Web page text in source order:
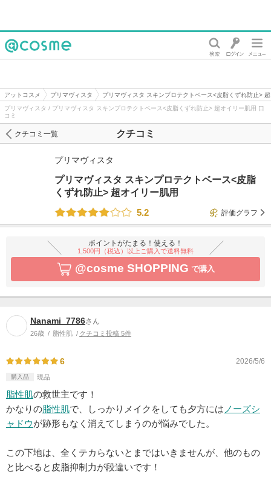
アットコスメ プリマヴィスタ
プリマヴィスタ スキンプロテクトベース<皮脂くずれ防止>
プリマヴィスタ / プリマヴィスタ スキンプロテクトベース<皮脂くずれ防止> 超オイリー肌用 口
コミ
クチコミ
クチコミ一覧
プリマヴィスタ
プリマヴィスタ スキンプロテクトベース<皮脂
くずれ防止> 超オイリー肌用
5.2
評価グラフ
ポイントがたまる！使える！
1,500円（税込）以上ご購入で送料無料
@cosme SHOPPING で購入
Nanami_7786さん
26歳 脂性肌 クチコミ投稿 5件
6 2026/5/6
購入品 現品
脂性肌の救世主です！
かなりの脂性肌で、しっかりメイクをしても夕方には ノーズシ
ャドウが跡形もなく消えてしまうのが悩みでした。
この下地は、全くテカらないとまではいきませんが、他のもの
と比べると皮脂抑制力が段違いです！